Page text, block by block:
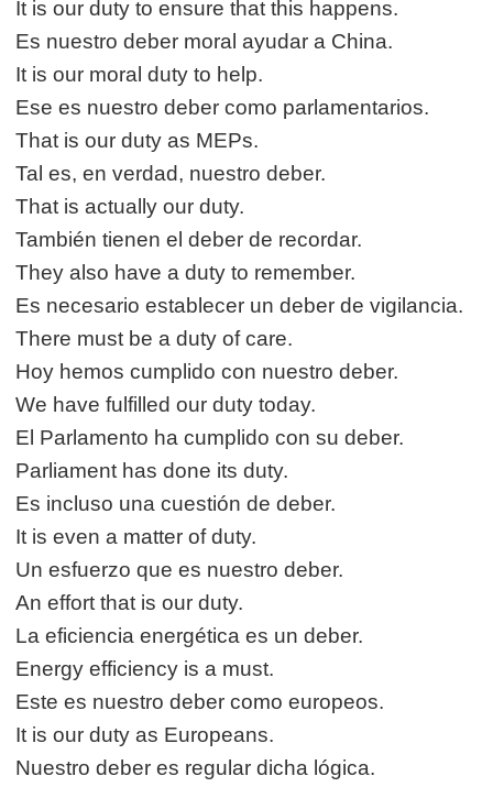
It is our duty to ensure that this happens.
Es nuestro deber moral ayudar a China.
It is our moral duty to help.
Ese es nuestro deber como parlamentarios.
That is our duty as MEPs.
Tal es, en verdad, nuestro deber.
That is actually our duty.
También tienen el deber de recordar.
They also have a duty to remember.
Es necesario establecer un deber de vigilancia.
There must be a duty of care.
Hoy hemos cumplido con nuestro deber.
We have fulfilled our duty today.
El Parlamento ha cumplido con su deber.
Parliament has done its duty.
Es incluso una cuestión de deber.
It is even a matter of duty.
Un esfuerzo que es nuestro deber.
An effort that is our duty.
La eficiencia energética es un deber.
Energy efficiency is a must.
Este es nuestro deber como europeos.
It is our duty as Europeans.
Nuestro deber es regular dicha lógica.